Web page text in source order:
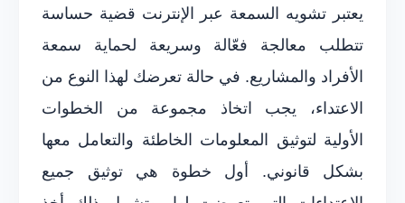
يعتبر تشويه السمعة عبر الإنترنت قضية حساسة
تتطلب معالجة فعّالة وسريعة لحماية سمعة
الأفراد والمشاريع. في حالة تعرضك لهذا النوع من
الاعتداء، يجب اتخاذ مجموعة من الخطوات
الأولية لتوثيق المعلومات الخاطئة والتعامل معها
بشكل قانوني. أول خطوة هي توثيق جميع